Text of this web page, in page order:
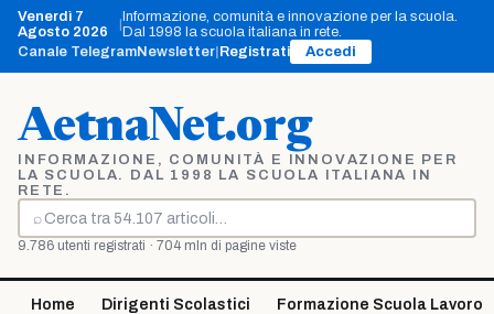
Vai
contenuto
Venerdì 7
Agosto 2026
Informazione, comunità e innovazione per la scuola.
Dal 1998 la scuola italiana in rete.
Canale TelegramNewsletter Registrati Accedi
AetnaNet.org
INFORMAZIONE, COMUNITÀ E INNOVAZIONE PER
LA SCUOLA. DAL 1998 LA SCUOLA ITALIANA IN
RETE.
⌕
Cerca
9.786 utenti registrati · 704 mln di pagine viste
Home Dirigenti Scolastici Formazione Scuola Lavoro